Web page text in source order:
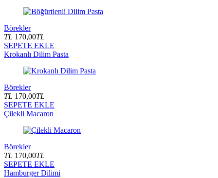
Börekler
TL 170,00TL
SEPETE EKLE
Krokanlı Dilim Pasta
Börekler
TL 170,00TL
SEPETE EKLE
Çilekli Macaron
Börekler
TL 170,00TL
SEPETE EKLE
Hamburger Dilimi